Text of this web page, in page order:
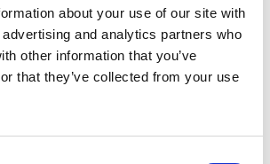
about your use of our site with
and analytics partners who
other information that you’ve
that they’ve collected from your use